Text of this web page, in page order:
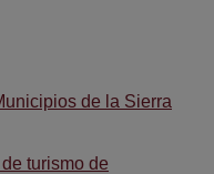
de la Sierra
turismo de